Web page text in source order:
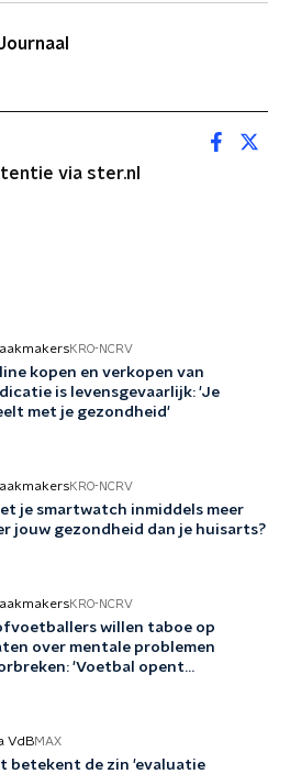
via ster.nl
KRO-NCRV
kopen en verkopen van
is levensgevaarlijk: 'Je
met je gezondheid'
KRO-NCRV
je smartwatch inmiddels meer
jouw gezondheid dan je huisarts?
KRO-NCRV
willen taboe op
over mentale problemen
'Voetbal opent
VdBMAX
betekent de zin 'evaluatie